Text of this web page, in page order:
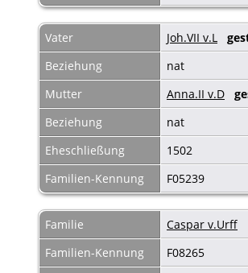
Vater Joh.VII v.L
Beziehung
nat
Mutter
Anna.II v.D
Beziehung
nat
Eheschließung
1502
Familien-Kennung
F05239
Familie
Caspar v.Urff
Familien-Kennung
F08265